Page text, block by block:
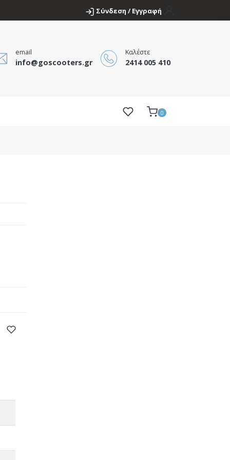
Σύνδεση / Εγγραφή
email
info@goscooters.gr
Καλέστε
2414 005 410
0